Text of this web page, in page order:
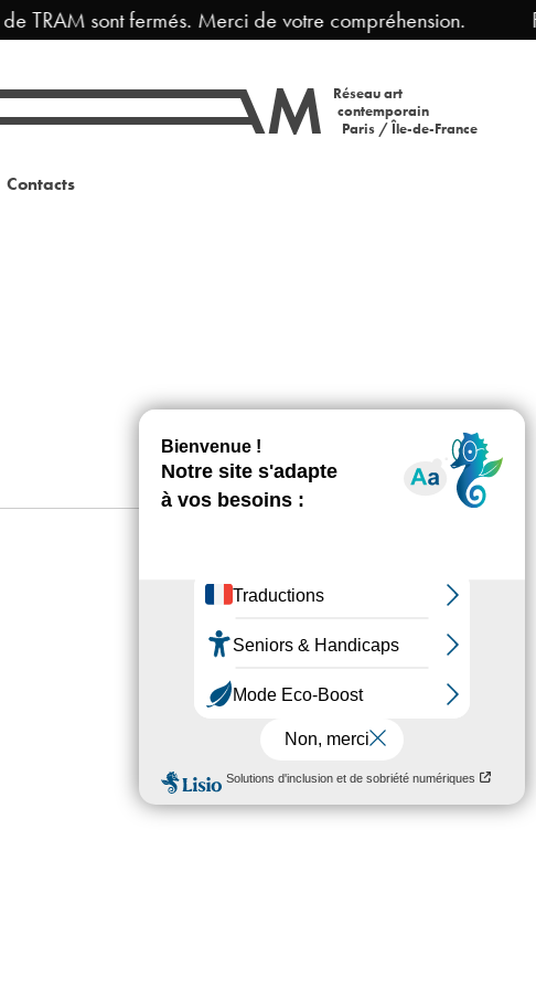
TRAM sont fermés. Merci de votre compréhension.
Réseau art
contemporain
Paris / Île-de-France
Contacts